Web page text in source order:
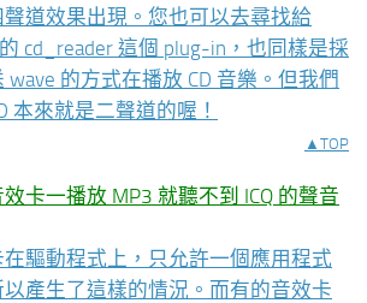
道效果出現。您也可以去尋找給
cd_reader 這個 plug-in，也同樣是採
wave 的方式在播放 CD 音樂。但我們
本來就是二聲道的喔！
▲TOP
卡一播放 MP3 就聽不到 ICQ 的聲音
驅動程式上，只允許一個應用程式
產生了這樣的情況。而有的音效卡